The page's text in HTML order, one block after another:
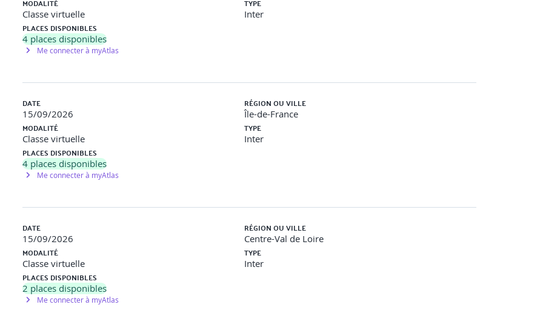
MODALITÉ
Classe virtuelle
TYPE
Inter
PLACES DISPONIBLES
4 places disponibles
Me connecter à myAtlas
DATE
15/09/2026
RÉGION OU VILLE
Île-de-France
MODALITÉ
Classe virtuelle
TYPE
Inter
PLACES DISPONIBLES
4 places disponibles
Me connecter à myAtlas
DATE
15/09/2026
RÉGION OU VILLE
Centre-Val de Loire
MODALITÉ
Classe virtuelle
TYPE
Inter
PLACES DISPONIBLES
2 places disponibles
Me connecter à myAtlas